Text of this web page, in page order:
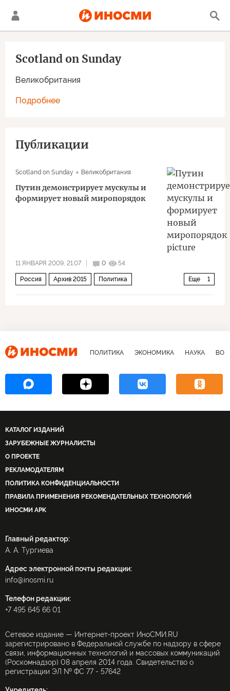
Великобритания
Scotland on Sunday
Подробнее
Публикации
Scotland on Sunday Великобритания
Путин демонстрирует мускулы и
формирует новый миропорядок
11 ЯНВАРЯ 2009, 21:07 0 54
Еще 1
Россия Архив 2015 Политика
ПОЛИТИКА ЭКОНОМИКА НАУКА
КАТАЛОГ ИЗДАНИЙ
ЗАРУБЕЖНЫЕ ЖУРНАЛИСТЫ
О ПРОЕКТЕ
РЕКЛАМОДАТЕЛЯМ
ПОЛИТИКА КОНФИДЕНЦИАЛЬНОСТИ
ПРАВИЛА ПРИМЕНЕНИЯ РЕКОМЕНДАТЕЛЬНЫХ ТЕХНОЛОГИЙ
ИНОСМИ APK
Главный редактор:
А. А. Тургиева
Адрес электронной почты редакции:
info@inosmi.ru
Телефон редакции:
+7 495 645 66 01
Сетевое издание — Интернет-проект ИноСМИ.RU
зарегистрировано в Федеральной службе по надзору в сфере
связи, информационных технологий и массовых коммуникаций
(Роскомнадзор) 08 апреля 2014 года. Свидетельство о
регистрации ЭЛ № ФС 77 - 57642